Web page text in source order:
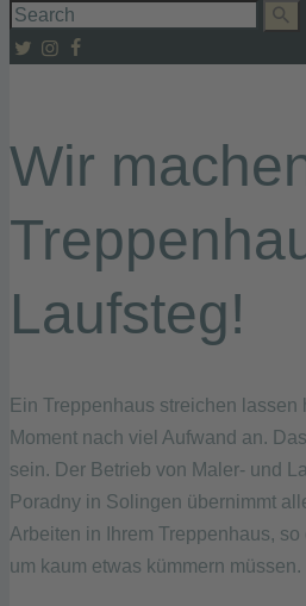
Wir
Laufsteg!
Ein Treppenhaus streichen lassen
Moment nach viel Aufwand an.
sein. Der Betrieb von Maler- und
Poradny in Solingen übernimmt
Arbeiten in Ihrem Treppenhaus,
um kaum etwas kümmern müssen.